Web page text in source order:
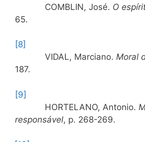
COMBLIN, José. O
65.
[8]
VIDAL, Marciano. Moral
187.
[9]
HORTELANO, Antonio.
responsável, p. 268-269.